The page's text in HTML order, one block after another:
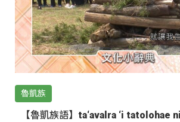
魯凱族
【魯凱族語】ta‘avalra ‘i tatolohae